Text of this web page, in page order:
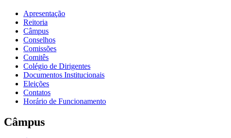
Apresentação
Reitoria
Câmpus
Conselhos
Comissões
Comitês
Colégio de Dirigentes
Documentos Institucionais
Eleições
Contatos
Horário de Funcionamento
Câmpus